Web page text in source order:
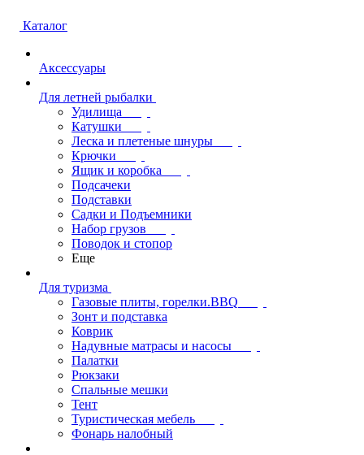
Каталог
Аксессуары
Для летней рыбалки
Удилища
Катушки
Леска и плетеные шнуры
Крючки
Ящик и коробка
Подсачеки
Подставки
Садки и Подъемники
Набор грузов
Поводок и стопор
Еще
Для туризма
Газовые плиты, горелки.BBQ
Зонт и подставка
Коврик
Надувные матрасы и насосы
Палатки
Рюкзаки
Спальные мешки
Тент
Туристическая мебель
Фонарь налобный